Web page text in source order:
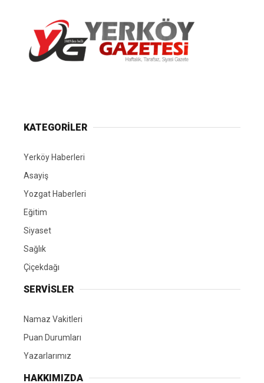
KATEGORİLER
Yerköy Haberleri
Asayiş
Yozgat Haberleri
Eğitim
Siyaset
Sağlık
Çiçekdağı
SERVİSLER
Namaz Vakitleri
Puan Durumları
Yazarlarımız
HAKKIMIZDA